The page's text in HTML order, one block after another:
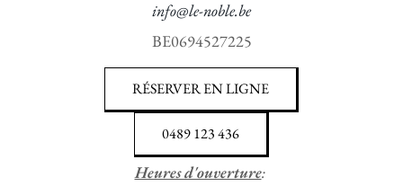
info@le-noble.be
BE0694527225
RÉSERVER EN LIGNE
0489 123 436
Heures d'ouverture: